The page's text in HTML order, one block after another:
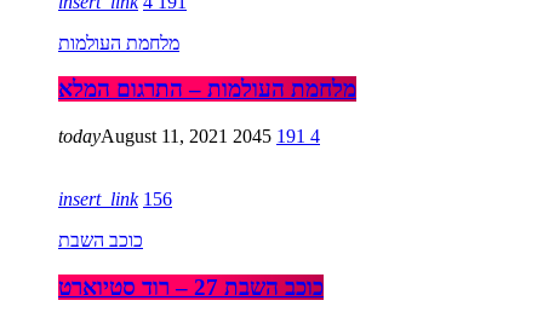
מלחמת העולמות
מלחמת העולמות – התרגום המלא
todayAugust 11, 2021 2045 191 4
insert_link 156
כוכב השבת
כוכב השבת 27 – רוד סטיוארט